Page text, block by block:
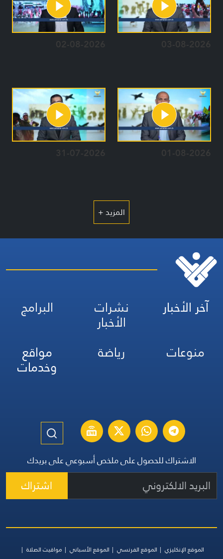
03-08-2026
02-08-2026
01-08-2026
31-07-2026
المزيد +
آخر الأخبار نشرات
الأخبار
البرامج
منوعات
رياضة مواقع
وخدمات
الاشتراك للحصول على ملخص أسبوعي على بريدك
اشتراك
الموقع الإنكليزي الموقع الفرنسي الموقع الأسباني
مواقيت الصلاة